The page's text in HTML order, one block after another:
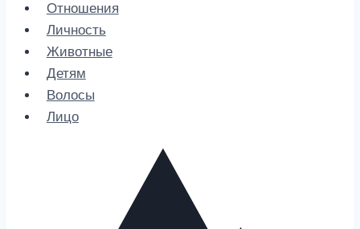
Отношения
Личность
Животные
Детям
Волосы
Лицо